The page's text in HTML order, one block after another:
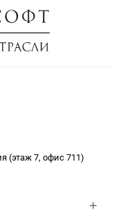
(этаж 7, офис 711)
+